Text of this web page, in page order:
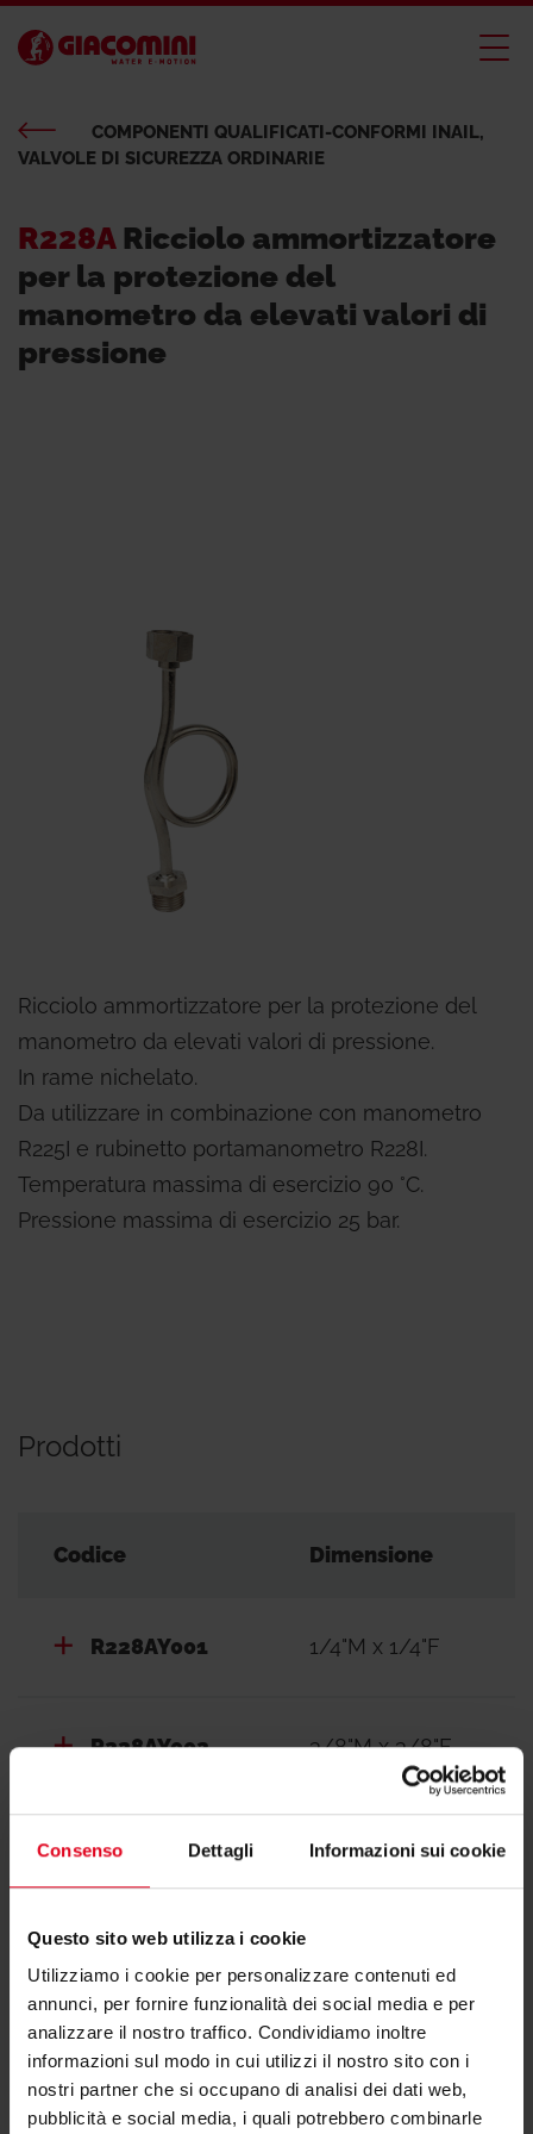
Consenso Dettagli Informazioni sui cookie
Questo sito web utilizza i cookie
Utilizziamo i cookie per personalizzare contenuti ed
annunci, per fornire funzionalità dei social media e per
analizzare il nostro traffico. Condividiamo inoltre
informazioni sul modo in cui utilizzi il nostro sito con i
nostri partner che si occupano di analisi dei dati web,
pubblicità e social media, i quali potrebbero combinarle
COMPONENTI QUALIFICATI-CONFORMI INAIL,
VALVOLE DI SICUREZZA ORDINARIE
R228ARicciolo ammortizzatore
per la protezione del
manometro da elevati valori di
pressione
Ricciolo ammortizzatore per la protezione del
manometro da elevati valori di pressione.
In rame nichelato.
Da utilizzare in combinazione con manometro
R225I e rubinetto portamanometro R228I.
Temperatura massima di esercizio 90 °C.
Pressione massima di esercizio 25 bar.
Prodotti
Codice Dimensione
R228AY001 1/4"M x 1/4"F
R228AY002 3/8"M x 3/8"F
R228AY003 1/2"M x 1/2"F
Hai bisogno di supporto per R228A?
Se hai bisogno di ulteriori informazioni contatta il